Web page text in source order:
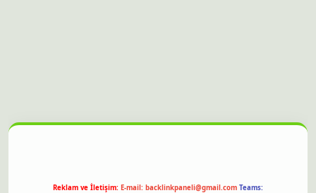
Reklam ve İletişim: E-mail: backlinkpaneli@gmail.com Teams: